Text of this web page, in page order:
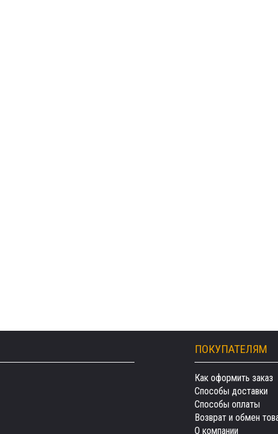
ПОКУПАТЕЛЯМ
Как оформить заказ
Способы доставки
Способы оплаты
Возврат и обмен
О компании